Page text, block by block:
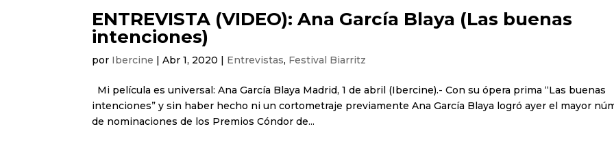
ENTREVISTA (VIDEO): Ana García Blaya (Las buenas
intenciones)
por Ibercine |Abr 1, 2020 | Entrevistas, Festival Biarritz
Mi película es universal: Ana García Blaya Madrid, 1 de abril (Ibercine).- Con su ópera prima “Las buenas
intenciones” y sin haber hecho ni un cortometraje previamente Ana García Blaya logró ayer el mayor
de nominaciones de los Premios Cóndor de...